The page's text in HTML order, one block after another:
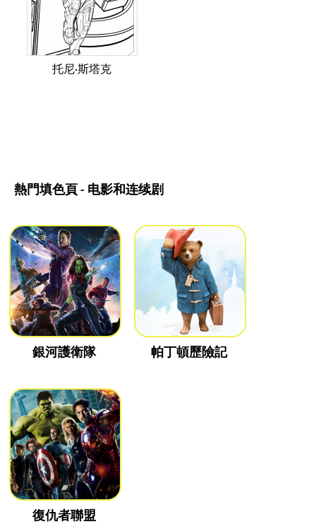
托尼·斯塔克
熱門填色頁 - 电影和连续剧
銀河護衛隊 帕丁頓歷險記
復仇者聯盟